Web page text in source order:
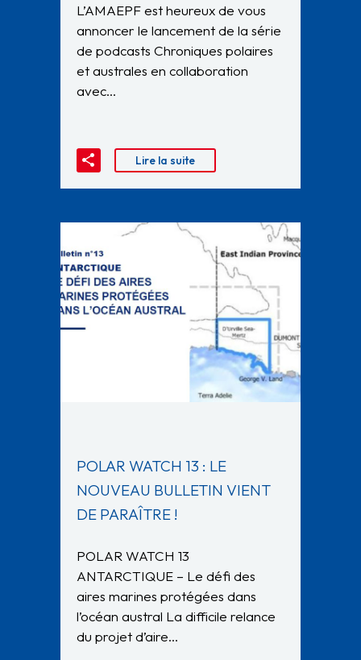
L’AMAEPF est heureux de vous
annoncer le lancement de la série
de podcasts Chroniques polaires
et australes en collaboration
avec…
Lire la suite
POLAR WATCH 13 : LE
NOUVEAU BULLETIN VIENT
DE PARAÎTRE !
POLAR WATCH 13
ANTARCTIQUE – Le défi des
aires marines protégées dans
l’océan austral La difficile relance
du projet d’aire…